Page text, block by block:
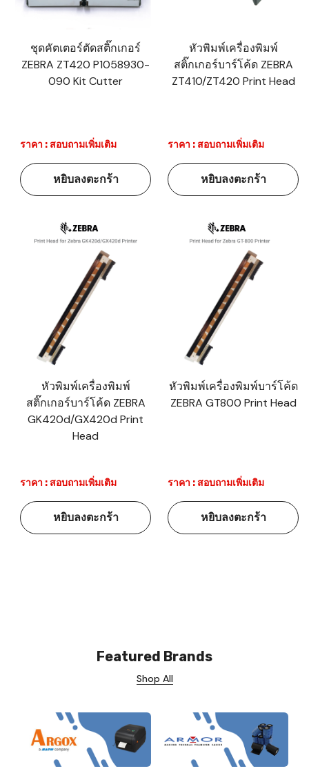
ชุดคัตเตอร์ตัดสติ๊กเกอร์
ZEBRA ZT420 P1058930-
090 Kit Cutter
ราคา : สอบถามเพิ่มเติม
หยิบลงตะกร้า
หัวพิมพ์เครื่องพิมพ์
สติ๊กเกอร์บาร์โค้ด ZEBRA
ZT410/ZT420 Print Head
ราคา : สอบถามเพิ่มเติม
หยิบลงตะกร้า
หัวพิมพ์เครื่องพิมพ์
สติ๊กเกอร์บาร์โค้ด ZEBRA
GK420d/GX420d Print
Head
ราคา : สอบถามเพิ่มเติม
หยิบลงตะกร้า
หัวพิมพ์เครื่องพิมพ์บาร์โค้ด
ZEBRA GT800 Print Head
ราคา : สอบถามเพิ่มเติม
หยิบลงตะกร้า
Featured Brands
Shop All